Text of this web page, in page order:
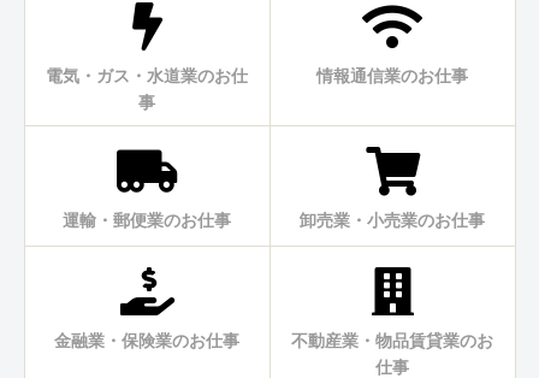
電気・ガス・水道業のお仕
事
情報通信業のお仕事
運輸・郵便業のお仕事 卸売業・小売業のお仕事
金融業・保険業のお仕事
不動産業・物品賃貸業のお
仕事